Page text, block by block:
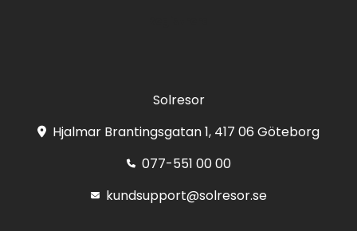
Solresor
Hjalmar Brantingsgatan 1, 417 06 Göteborg
077-551 00 00
kundsupport@solresor.se